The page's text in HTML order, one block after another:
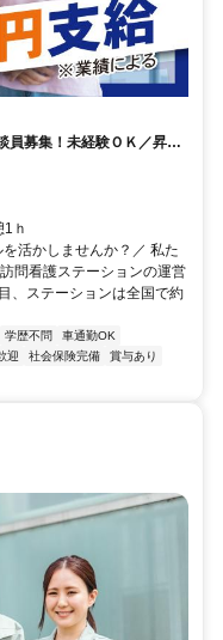
員募集！未経験ＯＫ／昇
ｈ
活かしませんか？／ 私た
問看護ステーションの運営
、ステーションは全国で約
学歴不問
車通勤OK
迎 社会保険完備
賞与あり